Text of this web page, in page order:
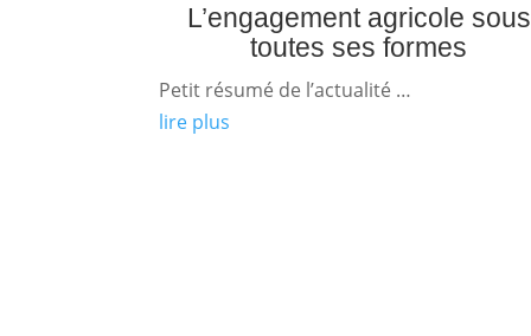
L’engagement agricole sous
toutes ses formes
Petit résumé de l’actualité …
lire plus